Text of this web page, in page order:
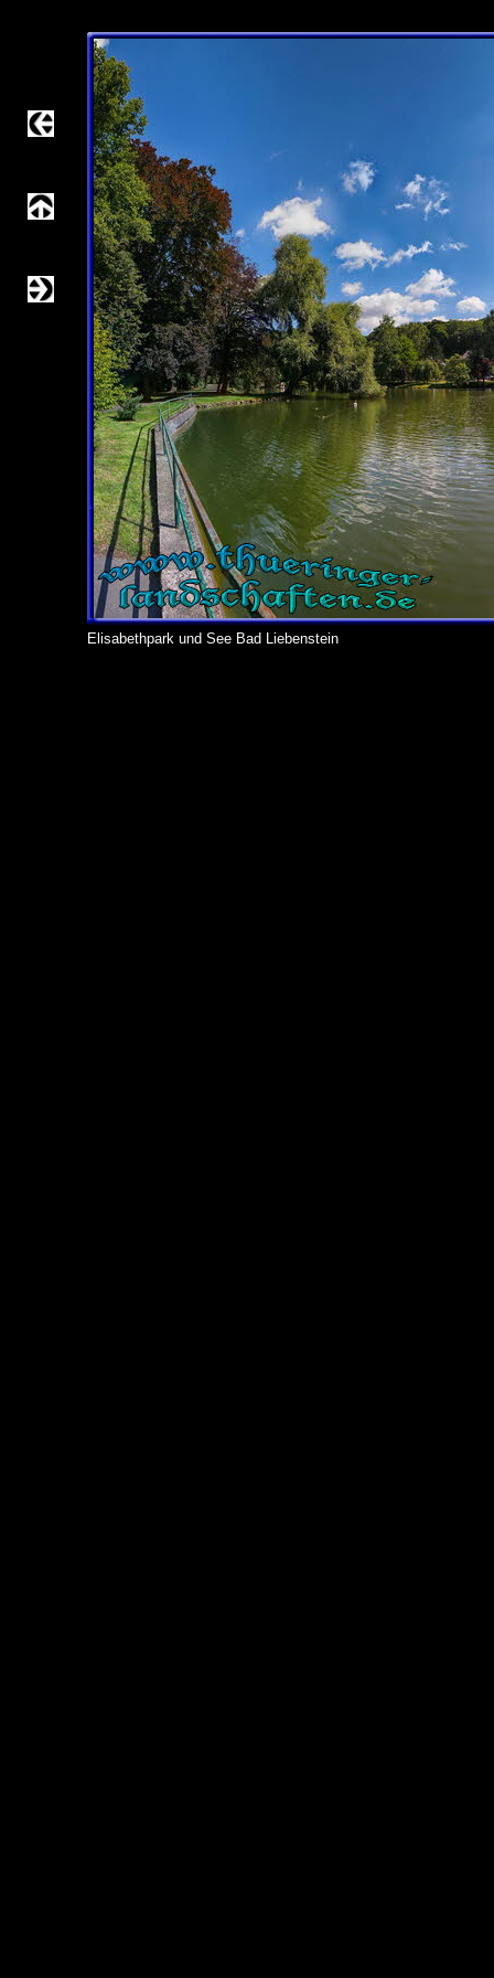
Elisabethpark und See Bad Liebenstein